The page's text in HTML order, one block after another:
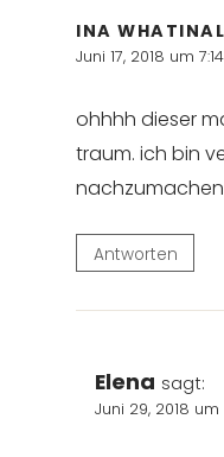
INA
Juni 17, 2018 um
ohhhh dieser
traum. ich bin
Antworten
Elena sagt:
Juni 29, 2018 um